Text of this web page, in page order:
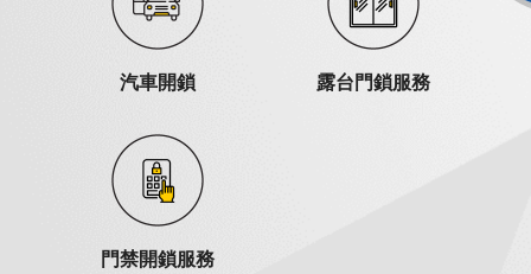
汽車開鎖 露台門鎖服務
門禁開鎖服務